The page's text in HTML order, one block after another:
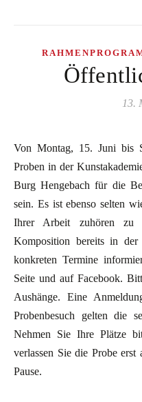
13.
Von Montag, 15. Juni bis Samstag 16. Juni werden werden
Proben in der
Burg Hengebach für die
sein. Es ist ebenso selten
Ihrer Arbeit zuhören zu
Komposition bereits in der
konkreten Termine
Seite und auf Facebook.
Aushänge. Eine
Probenbesuch gelten die
Nehmen Sie Ihre Plätze
verlassen Sie die Probe
Pause.